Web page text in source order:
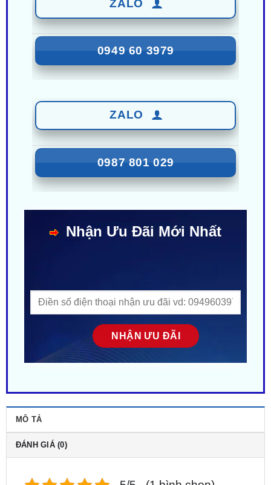
0949 60 3979
0987 801 029
ĐÁNH GIÁ (0)